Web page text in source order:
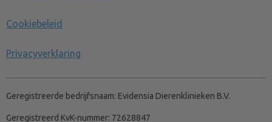
Cookiebeleid
Privacyverklaring
Geregistreerde bedrijfsnaam: Evidensia Dierenklinieken B.V.
Geregistreerd KvK-nummer: 72628847